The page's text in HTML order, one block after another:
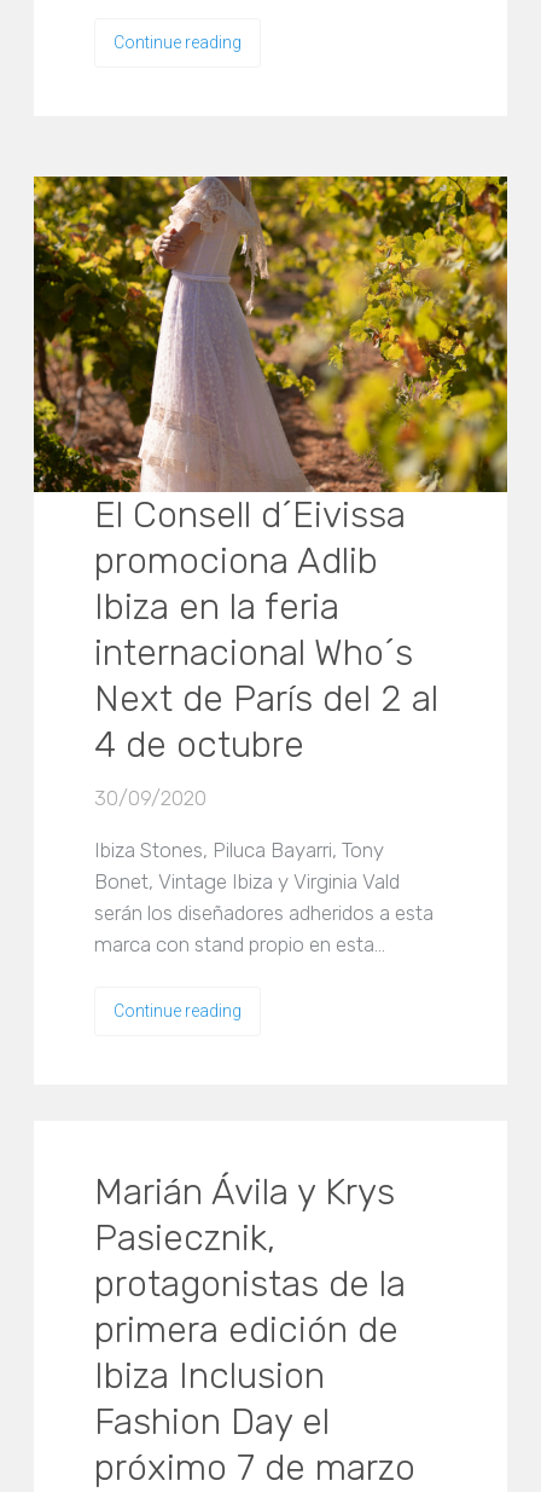
Continue reading
El Consell d´Eivissa
promociona Adlib
Ibiza en la feria
internacional Who´s
Next de París del 2 al
4 de octubre
30/09/2020
Ibiza Stones, Piluca Bayarri, Tony
Bonet, Vintage Ibiza y Virginia Vald
serán los diseñadores adheridos a esta
marca con stand propio en esta…
Continue reading
Marián Ávila y Krys
Pasiecznik,
protagonistas de la
primera edición de
Ibiza Inclusion
Fashion Day el
próximo 7 de marzo